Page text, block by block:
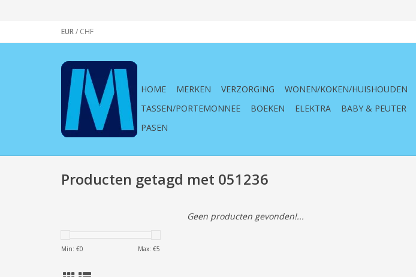
EUR/ CHF
HOME MERKEN VERZORGING WONEN/KOKEN/HUISHOUDEN
TASSEN/PORTEMONNEE
BOEKEN ELEKTRA BABY & PEUTER
PASEN
Producten getagd met 051236
Min: €0 Max: €5
Geen producten gevonden!...